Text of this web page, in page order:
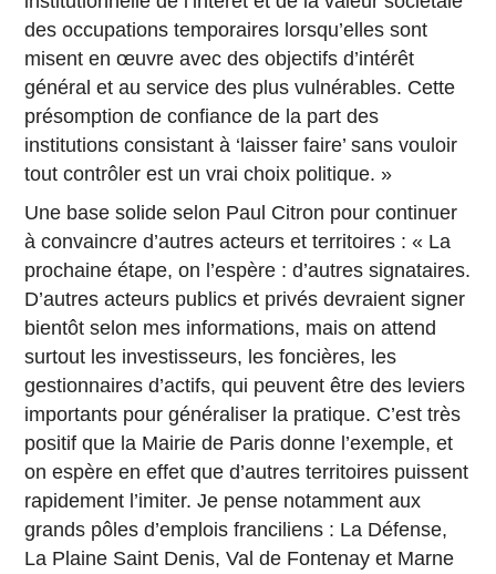
des occupations temporaires lorsqu’elles sont
misent en œuvre avec des objectifs d’intérêt
général et au service des plus vulnérables. Cette
présomption de confiance de la part des
institutions consistant à ‘laisser faire’ sans vouloir
tout contrôler est un vrai choix politique. »
Une base solide selon Paul Citron pour continuer
à convaincre d’autres acteurs et territoires : « La
prochaine étape, on l’espère : d’autres signataires.
D’autres acteurs publics et privés devraient signer
bientôt selon mes informations, mais on attend
surtout les investisseurs, les foncières, les
gestionnaires d’actifs, qui peuvent être des leviers
importants pour généraliser la pratique. C’est très
positif que la Mairie de Paris donne l’exemple, et
on espère en effet que d’autres territoires puissent
rapidement l’imiter. Je pense notamment aux
grands pôles d’emplois franciliens : La Défense,
La Plaine Saint Denis, Val de Fontenay et Marne